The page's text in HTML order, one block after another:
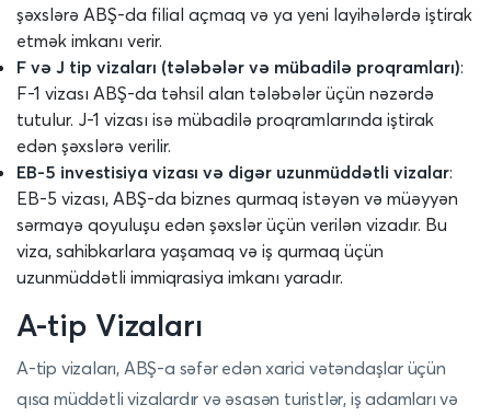
şəxslərə ABŞ-da filial açmaq və ya yeni layihələrdə iştirak
etmək imkanı verir.
F və J tip vizaları (tələbələr və mübadilə proqramları):
F-1 vizası ABŞ-da təhsil alan tələbələr üçün nəzərdə
tutulur. J-1 vizası isə mübadilə proqramlarında iştirak
edən şəxslərə verilir.
EB-5 investisiya vizası və digər uzunmüddətli vizalar:
EB-5 vizası, ABŞ-da biznes qurmaq istəyən və müəyyən
sərmayə qoyuluşu edən şəxslər üçün verilən vizadır. Bu
viza, sahibkarlara yaşamaq və iş qurmaq üçün
uzunmüddətli immiqrasiya imkanı yaradır.
A-tip Vizaları
A-tip vizaları, ABŞ-a səfər edən xarici vətəndaşlar üçün
qısa müddətli vizalardır və əsasən turistlər, iş adamları və